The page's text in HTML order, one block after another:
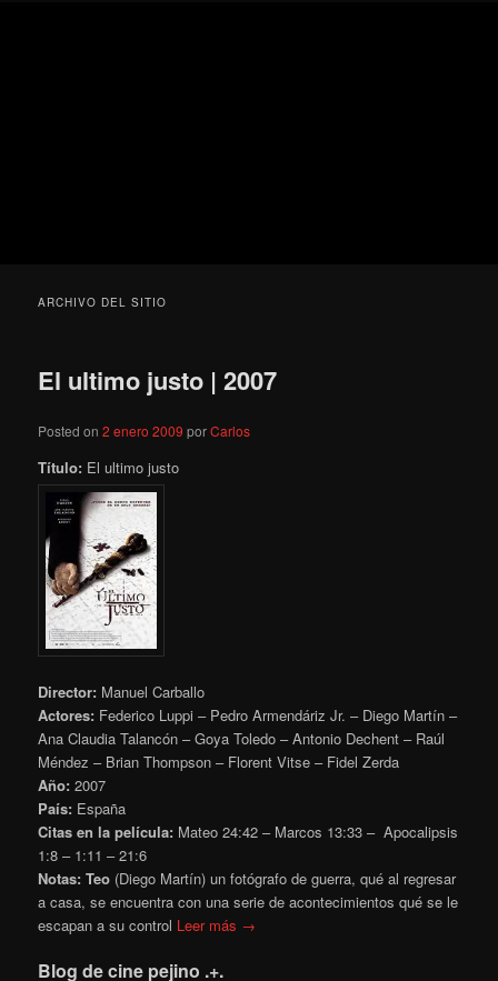
ARCHIVO DEL SITIO
El ultimo justo | 2007
Posted on2 enero 2009 porCarlos
Título: El ultimo justo
Director: Manuel Carballo
Actores: Federico Luppi – Pedro Armendáriz Jr. – Diego Martín –
Ana Claudia Talancón – Goya Toledo – Antonio Dechent – Raúl
Méndez – Brian Thompson – Florent Vitse – Fidel Zerda
Año: 2007
País: España
Citas en la película: Mateo 24:42 – Marcos 13:33 – Apocalipsis
1:8 – 1:11 – 21:6
Notas:Teo (Diego Martín) un fotógrafo de guerra, qué al regresar
a casa, se encuentra con una serie de acontecimientos qué se le
escapan a su control Leer más →
Blog de cine pejino .+.